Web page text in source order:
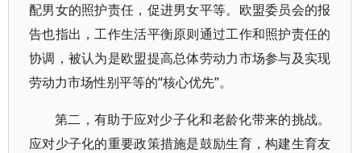
配男女的照护责任，促进男女平等。欧盟委员会的报
告也指出，工作生活平衡原则通过工作和照护责任的
协调，被认为是欧盟提高总体劳动力市场参与及实现
劳动力市场性别平等的“核心优先”。
第二，有助于应对少子化和老龄化带来的挑战。
应对少子化的重要政策措施是鼓励生育，构建生育友